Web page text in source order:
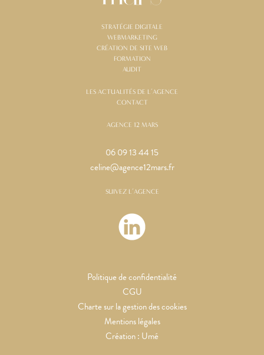
STRATÉGIE DIGITALE
WEBMARKETING
CRÉATION DE SITE WEB
FORMATION
AUDIT
LES ACTUALITÉS DE L’AGENCE
CONTACT
AGENCE 12 MARS
06 09 13 44 15
celine@agence12mars.fr
SUIVEZ L’AGENCE
Politique de confidentialité
CGU
Charte sur la gestion des cookies
Mentions légales
Création : Umé